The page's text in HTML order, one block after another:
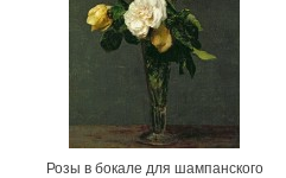
Розы в бокале для шампанского